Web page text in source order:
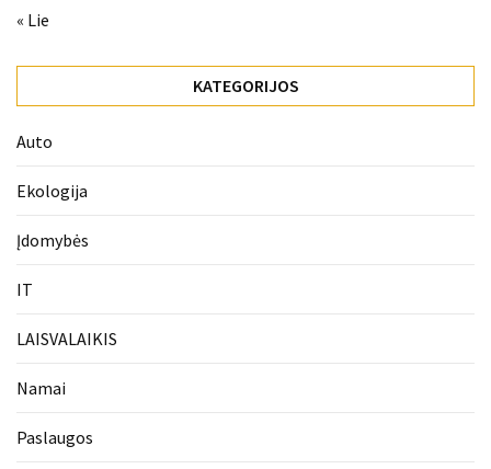
« Lie
KATEGORIJOS
Auto
Ekologija
Įdomybės
IT
LAISVALAIKIS
Namai
Paslaugos